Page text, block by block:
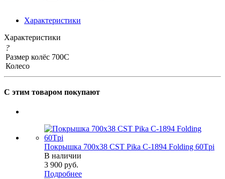
Характеристики
Характеристики
?
Размер колёс
Колесо
700C
С этим товаром покупают
Покрышка 700x38 CST Pika C-1894 Folding 60Tpi
В наличии
3 900 руб.
Подробнее